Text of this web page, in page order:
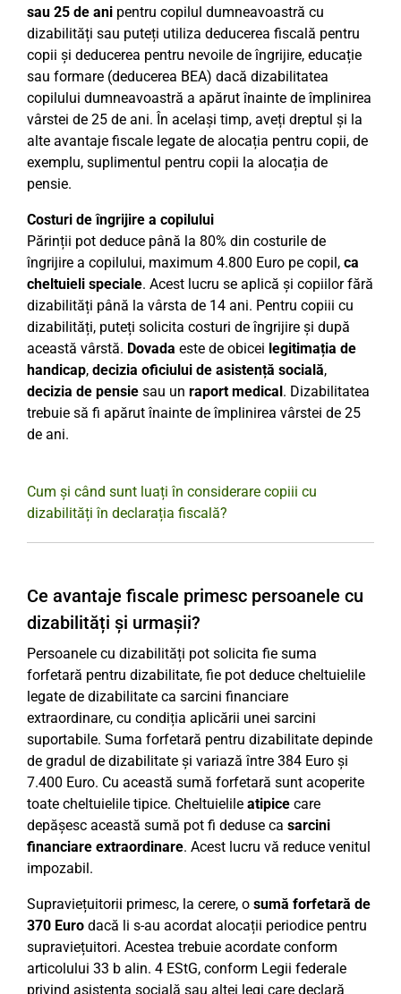
sau 25 de ani pentru copilul dumneavoastră cu
dizabilități sau puteți utiliza deducerea fiscală pentru
copii și deducerea pentru nevoile de îngrijire, educație
sau formare (deducerea BEA) dacă dizabilitatea
copilului dumneavoastră a apărut înainte de împlinirea
vârstei de 25 de ani. În același timp, aveți dreptul și la
alte avantaje fiscale legate de alocația pentru copii, de
exemplu, suplimentul pentru copii la alocația de
pensie.
Costuri de îngrijire a copilului
Părinții pot deduce până la 80% din costurile de
îngrijire a copilului, maximum 4.800 Euro pe copil, ca
cheltuieli speciale. Acest lucru se aplică și copiilor fără
dizabilități până la vârsta de 14 ani. Pentru copiii cu
dizabilități, puteți solicita costuri de îngrijire și după
această vârstă. Dovada este de obicei legitimația de
handicap, decizia oficiului de asistență socială,
decizia de pensie sau un raport medical. Dizabilitatea
trebuie să fi apărut înainte de împlinirea vârstei de 25
de ani.
Cum și când sunt luați în considerare copiii cu
dizabilități în declarația fiscală?
Ce avantaje fiscale primesc persoanele cu
dizabilități și urmașii?
Persoanele cu dizabilități pot solicita fie suma
forfetară pentru dizabilitate, fie pot deduce cheltuielile
legate de dizabilitate ca sarcini financiare
extraordinare, cu condiția aplicării unei sarcini
suportabile. Suma forfetară pentru dizabilitate depinde
de gradul de dizabilitate și variază între 384 Euro și
7.400 Euro. Cu această sumă forfetară sunt acoperite
toate cheltuielile tipice. Cheltuielile atipice care
depășesc această sumă pot fi deduse ca sarcini
financiare extraordinare. Acest lucru vă reduce venitul
impozabil.
Supraviețuitorii primesc, la cerere, o sumă forfetară de
370 Euro dacă li s-au acordat alocații periodice pentru
supraviețuitori. Acestea trebuie acordate conform
articolului 33 b alin. 4 EStG, conform Legii federale
privind asistența socială sau altei legi care declară